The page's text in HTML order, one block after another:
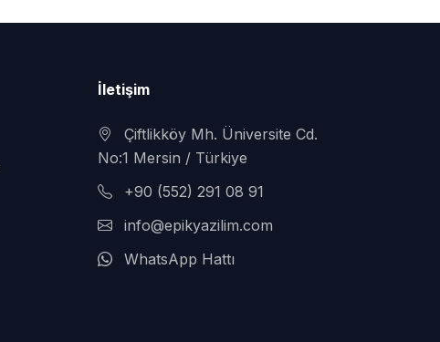
İletişim
Çiftlikköy Mh. Üniversite Cd.
No:1 Mersin / Türkiye
+90 (552) 291 08 91
info@epikyazilim.com
WhatsApp Hattı